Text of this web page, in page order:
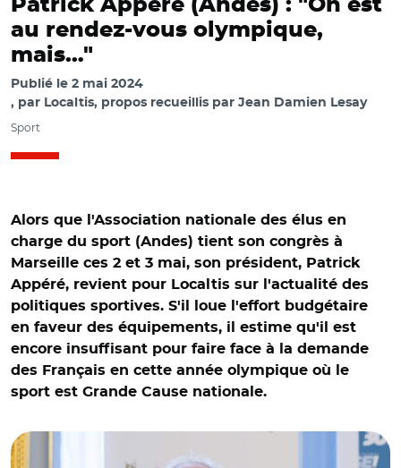
Patrick Appéré (Andes) : "On est
au rendez-vous olympique,
mais…"
Publié le 2 mai 2024
par Localtis, propos recueillis par Jean Damien Lesay
Sport
Alors que l'Association nationale des élus en
charge du sport (Andes) tient son congrès à
Marseille ces 2 et 3 mai, son président, Patrick
Appéré, revient pour Localtis sur l'actualité des
politiques sportives. S'il loue l'effort budgétaire
en faveur des équipements, il estime qu'il est
encore insuffisant pour faire face à la demande
des Français en cette année olympique où le
sport est Grande Cause nationale.